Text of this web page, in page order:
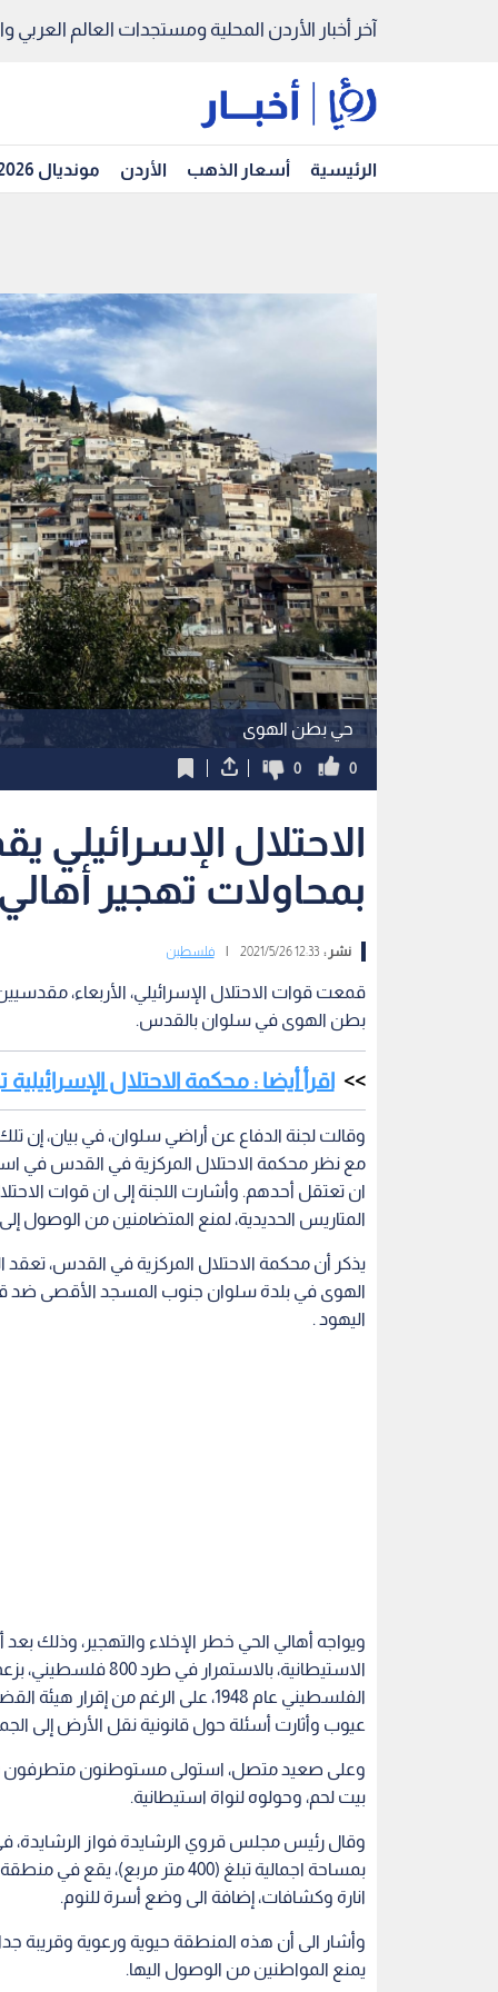
آخر أخبار الأردن المحلية ومستجدات العالم العربي
الرئيسية أسعار الذهب الأردن مونديال 2026
حي بطن الهوى
0
0
الاحتلال
بمحاولات تهجير
نشر :12:33 2021/5/26 فلسطين
قمعت قوات الاحتلال الإسرائيلي، الأربعاء،
بطن الهوى في سلوان بالقدس.
اقرأ أيضا : محكمة الاحتلال
وقالت لجنة الدفاع عن أراضي سلوان، في بيان، إن
مع نظر محكمة الاحتلال المركزية في القدس في
ان تعتقل أحدهم. وأشارت اللجنة إلى ان قوات
المتاريس الحديدية، لمنع المتضامنين من الوصول
يذكر أن محكمة الاحتلال المركزية في القدس،
الهوى في بلدة سلوان جنوب المسجد الأقصى ضد
اليهود .
ويواجه أهالي الحي خطر الإخلاء والتهجير، وذلك
الاستيطانية،
الفلسطيني عام 1948، على الرغم من
عيوب وأثارت أسئلة حول قانونية نقل الأرض إلى
وعلى صعيد متصل، استولى مستوطنون متطرفون
بيت لحم، وحولوه لنواة استيطانية.
وقال رئيس مجلس قروي الرشايدة فواز الرشايدة،
بمساحة اجمالية تبلغ (400 متر
انارة وكشافات، إضافة الى وضع أسرة للنوم.
وأشار الى أن هذه المنطقة حيوية ورعوية وقريبة
يمنع المواطنين من الوصول اليها.